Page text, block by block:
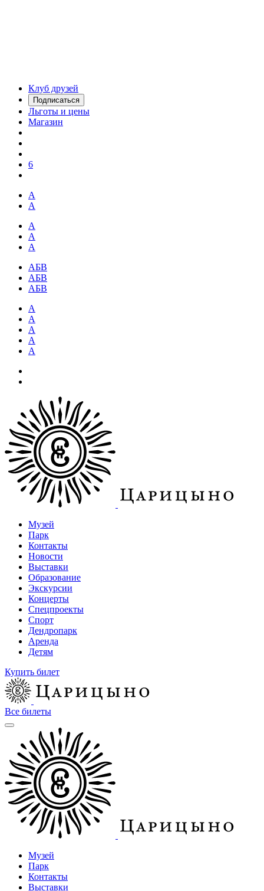
Клуб друзей
Подписаться
Льготы и цены
Магазин
6
А
А
А
А
А
АБВ
АБВ
АБВ
А
А
А
А
А
Музей
Парк
Контакты
Новости
Выставки
Образование
Экскурсии
Концерты
Спецпроекты
Спорт
Дендропарк
Аренда
Детям
Купить билет
Все билеты
Музей
Парк
Контакты
Выставки